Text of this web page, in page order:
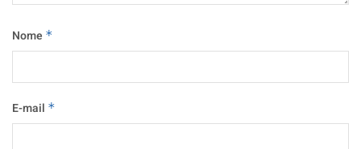
Nome *
E-mail *